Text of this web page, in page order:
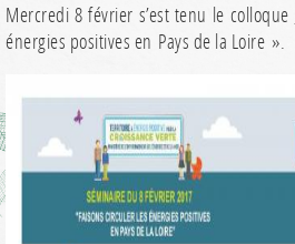
Mercredi 8 février s’est tenu le colloque
énergies positives en Pays de la Loire ».